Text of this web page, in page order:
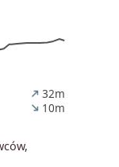
north_east32m
south_east10m